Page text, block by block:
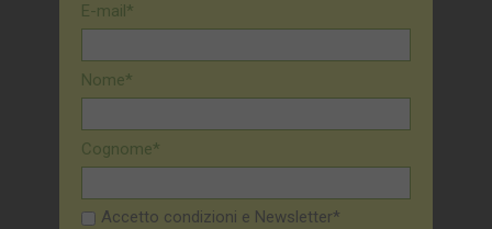
E-mail*
Nome*
Cognome*
Accetto condizioni e Newsletter*